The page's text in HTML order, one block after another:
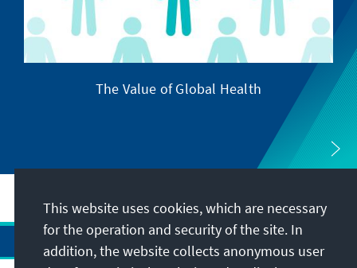
The Value of Global Health
This website uses cookies, which are necessary
for the operation and security of the site. In
addition, the website collects anonymous user